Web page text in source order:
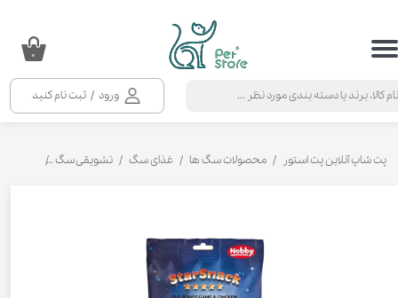
ورود / ثبت نام کنید
حساب کاربری من
خروج از حساب کاربری
۰
پت شاپ آنلاین پت استور محصولات سگ ها غذای سگ تشویقی سگ